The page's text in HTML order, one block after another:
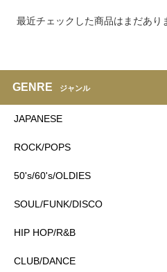
最近チェックした商品はまだあり
GENRE ジャンル
JAPANESE
ROCK/POPS
50's/60's/OLDIES
SOUL/FUNK/DISCO
HIP HOP/R&B
CLUB/DANCE